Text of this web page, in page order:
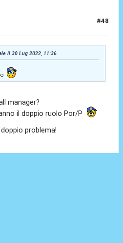
#48
il 30 Lug 2022, 11:36
manager?
il doppio ruolo Por/P
problema!